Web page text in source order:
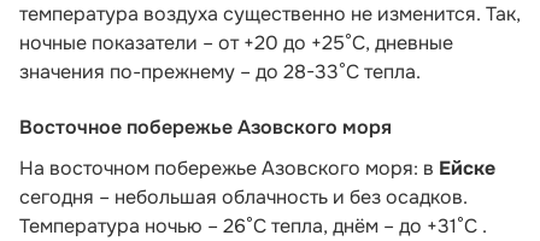
температура воздуха существенно не изменится. Так,
ночные показатели – от +20 до +25°С, дневные
значения по-прежнему – до 28-33°С тепла.
Восточное побережье Азовского моря
На восточном побережье Азовского моря: в Ейске
сегодня – небольшая облачность и без осадков.
Температура ночью – 26°С тепла, днём – до +31°С .